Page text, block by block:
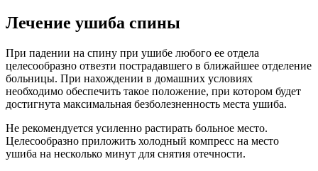
Лечение ушиба спины
При падении на спину при ушибе любого ее отдела
целесообразно отвезти пострадавшего в ближайшее отделение
больницы. При нахождении в домашних условиях
необходимо обеспечить такое положение, при котором будет
достигнута максимальная безболезненность места ушиба.
Не рекомендуется усиленно растирать больное место.
Целесообразно приложить холодный компресс на место
ушиба на несколько минут для снятия отечности.